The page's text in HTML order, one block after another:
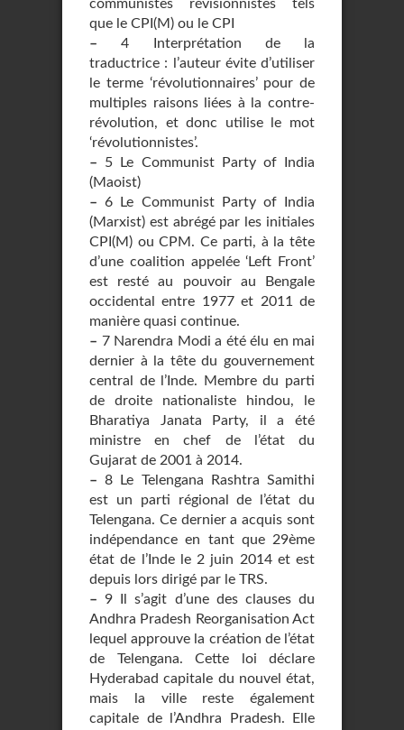
communistes révisionnistes tels
que le CPI(M) ou le CPI
– 4 Interprétation de la
traductrice : l’auteur évite d’utiliser
le terme ‘révolutionnaires’ pour de
multiples raisons liées à la contre-
révolution, et donc utilise le mot
‘révolutionnistes’.
– 5 Le Communist Party of India
(Maoist)
– 6 Le Communist Party of India
(Marxist) est abrégé par les initiales
CPI(M) ou CPM. Ce parti, à la tête
d’une coalition appelée ‘Left Front’
est resté au pouvoir au Bengale
occidental entre 1977 et 2011 de
manière quasi continue.
– 7 Narendra Modi a été élu en mai
dernier à la tête du gouvernement
central de l’Inde. Membre du parti
de droite nationaliste hindou, le
Bharatiya Janata Party, il a été
ministre en chef de l’état du
Gujarat de 2001 à 2014.
– 8 Le Telengana Rashtra Samithi
est un parti régional de l’état du
Telengana. Ce dernier a acquis sont
indépendance en tant que 29ème
état de l’Inde le 2 juin 2014 et est
depuis lors dirigé par le TRS.
– 9 Il s’agit d’une des clauses du
Andhra Pradesh Reorganisation Act
lequel approuve la création de l’état
de Telengana. Cette loi déclare
Hyderabad capitale du nouvel état,
mais la ville reste également
capitale de l’Andhra Pradesh. Elle